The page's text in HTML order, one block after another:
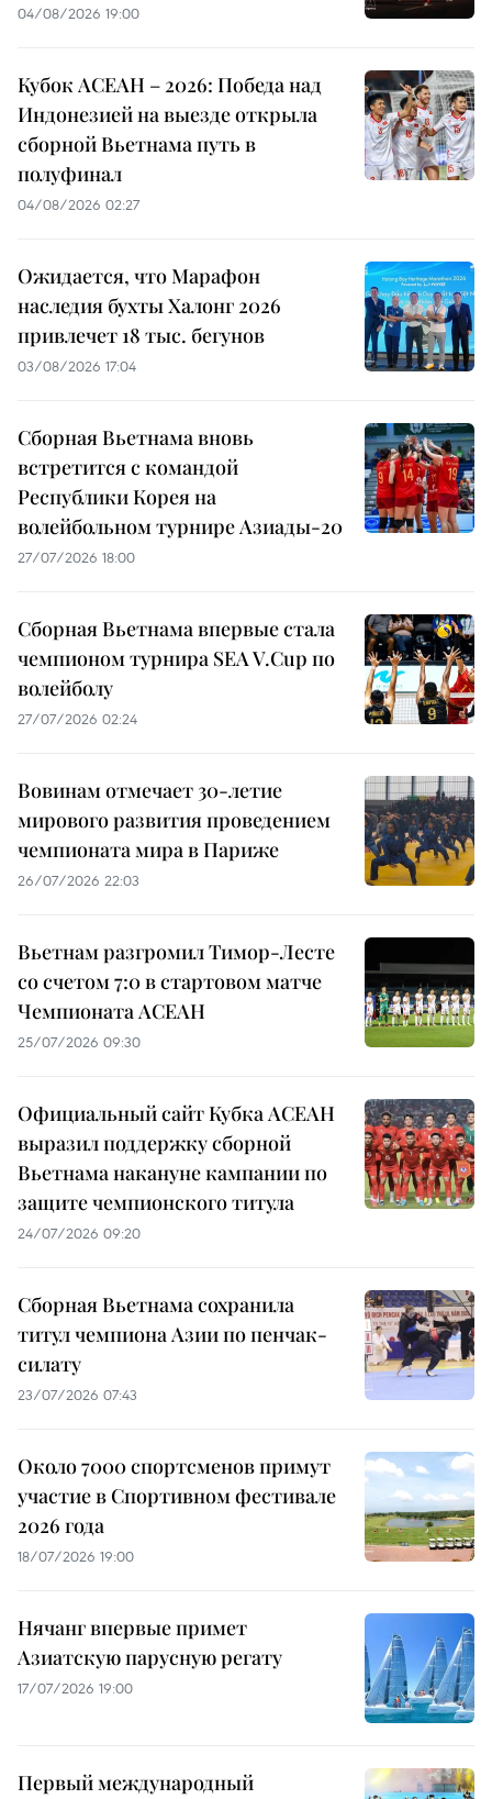
04/08/2026 19:00
Кубок АСЕАН – 2026: Победа над
Индонезией на выезде открыла
сборной Вьетнама путь в
полуфинал
04/08/2026 02:27
Ожидается, что Марафон
наследия бухты Халонг 2026
привлечет 18 тыс. бегунов
03/08/2026 17:04
Сборная Вьетнама вновь
встретится с командой
Республики Корея на
волейбольном турнире Азиады-20
27/07/2026 18:00
Сборная Вьетнама впервые стала
чемпионом турнира SEA V.Cup по
волейболу
27/07/2026 02:24
Вовинам отмечает 30-летие
мирового развития проведением
чемпионата мира в Париже
26/07/2026 22:03
Вьетнам разгромил Тимор-Лесте
со счетом 7:0 в стартовом матче
Чемпионата АСЕАН
25/07/2026 09:30
Официальный сайт Кубка АСЕАН
выразил поддержку сборной
Вьетнама накануне кампании по
защите чемпионского титула
24/07/2026 09:20
Сборная Вьетнама сохранила
титул чемпиона Азии по пенчак-
силату
23/07/2026 07:43
Около 7000 спортсменов примут
участие в Спортивном фестивале
2026 года
18/07/2026 19:00
Нячанг впервые примет
Азиатскую парусную регату
17/07/2026 19:00
Первый международный